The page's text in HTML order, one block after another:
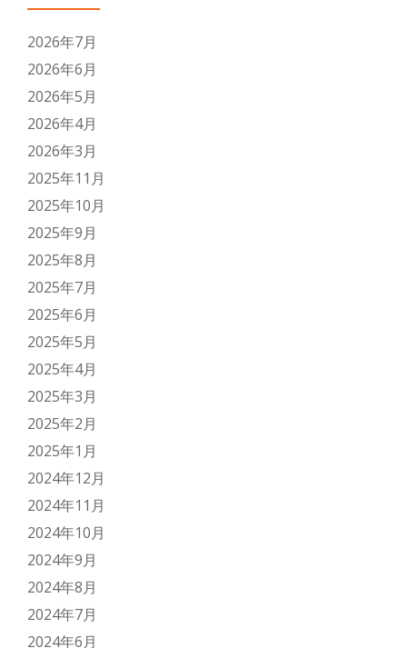
2026年7月
2026年6月
2026年5月
2026年4月
2026年3月
2025年11月
2025年10月
2025年9月
2025年8月
2025年7月
2025年6月
2025年5月
2025年4月
2025年3月
2025年2月
2025年1月
2024年12月
2024年11月
2024年10月
2024年9月
2024年8月
2024年7月
2024年6月